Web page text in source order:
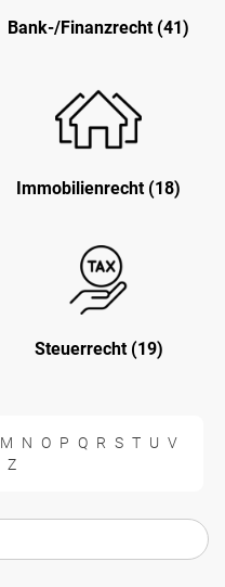
Bank-/Finanzrecht (41)
Immobilienrecht (18)
Steuerrecht (19)
M N O P Q R S T U V
Z